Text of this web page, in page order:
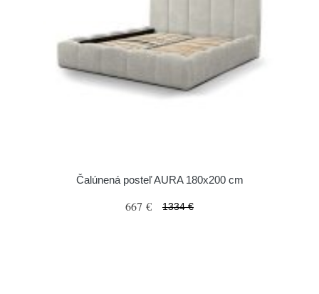
Čalúnená posteľ AURA 180x200 cm
667 € 1334 €